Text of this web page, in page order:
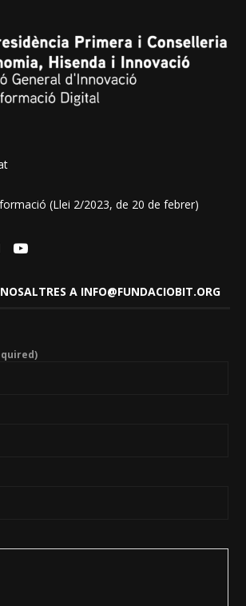
(Llei 2/2023, de 20 de febrer)
A INFO@FUNDACIOBIT.ORG